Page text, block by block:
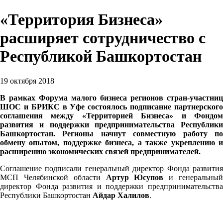
«Территория Бизнеса»
расширяет сотрудничество с
Республикой Башкортостан
19 октября 2018
В рамках Форума малого бизнеса регионов стран-участниц
ШОС и БРИКС в Уфе состоялось подписание партнерского
соглашения между «Территорией Бизнеса» и Фондом
развития и поддержки предпринимательства Республики
Башкортостан. Регионы начнут совместную работу по
обмену опытом, поддержке бизнеса, а также укреплению и
расширению экономических связей предпринимателей.
Соглашение подписали генеральный директор Фонда развития
МСП Челябинской области Артур Юсупови генеральный
директор Фонда развития и поддержки предпринимательства
Республики Башкортостан Айдар Халилов.